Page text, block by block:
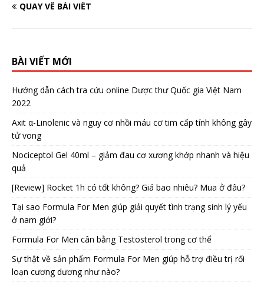
QUAY VỀ BÀI VIẾT
BÀI VIẾT MỚI
Hướng dẫn cách tra cứu online Dược thư Quốc gia Việt Nam
2022
Axit α-Linolenic và nguy cơ nhồi máu cơ tim cấp tính không gây
tử vong
Nociceptol Gel 40ml – giảm đau cơ xương khớp nhanh và hiệu
quả
[Review] Rocket 1h có tốt không? Giá bao nhiêu? Mua ở đâu?
Tại sao Formula For Men giúp giải quyết tình trạng sinh lý yếu
ở nam giới?
Formula For Men cân bằng Testosterol trong cơ thể
Sự thật về sản phẩm Formula For Men giúp hỗ trợ điều trị rối
loạn cương dương như nào?